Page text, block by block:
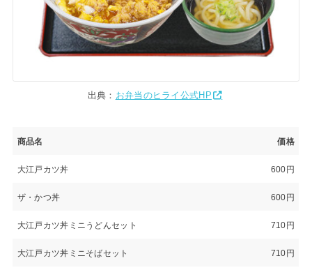
出典： お弁当のヒライ公式HP
商品名 価格
大江戸カツ丼 600円
ザ・かつ丼 600円
大江戸カツ丼ミニうどんセット 710円
大江戸カツ丼ミニそばセット 710円